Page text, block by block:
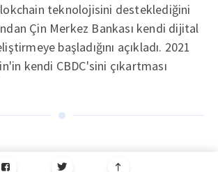
teknolojisini desteklediğini
Çin Merkez Bankası kendi dijital
başladığını açıkladı. 2021
kendi CBDC'sini çıkartması